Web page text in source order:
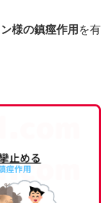
様の鎮痙作用 を有